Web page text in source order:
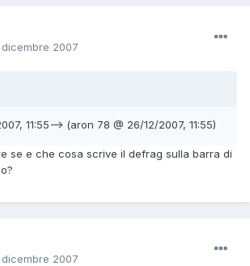
2007
11:55--> (aron 78 @ 26/12/2007, 11:55)
se e che cosa scrive il defrag sulla barra di
2007